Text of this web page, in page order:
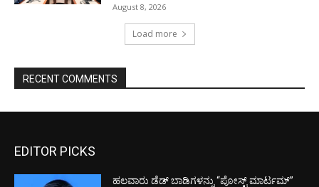
August 8, 2026
Load more
RECENT COMMENTS
EDITOR PICKS
ಹಲವಾರು ಡೆಡ್ ಬಾಡಿಗಳನ್ನು “ಪೋಸ್ಟ್ ಮಾರ್ಟಮ್”